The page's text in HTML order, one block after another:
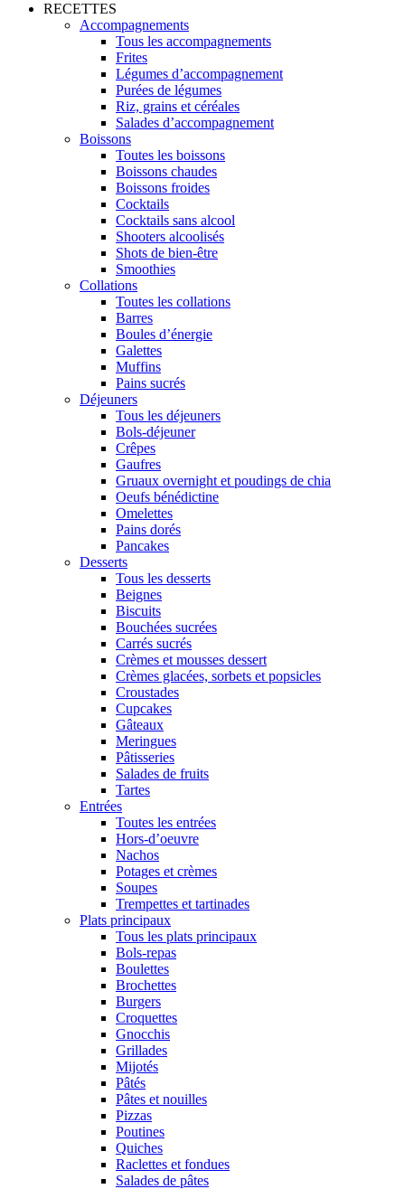
RECETTES
Accompagnements
Tous les accompagnements
Frites
Légumes d’accompagnement
Purées de légumes
Riz, grains et céréales
Salades d’accompagnement
Boissons
Toutes les boissons
Boissons chaudes
Boissons froides
Cocktails
Cocktails sans alcool
Shooters alcoolisés
Shots de bien-être
Smoothies
Collations
Toutes les collations
Barres
Boules d’énergie
Galettes
Muffins
Pains sucrés
Déjeuners
Tous les déjeuners
Bols-déjeuner
Crêpes
Gaufres
Gruaux overnight et poudings de chia
Oeufs bénédictine
Omelettes
Pains dorés
Pancakes
Desserts
Tous les desserts
Beignes
Biscuits
Bouchées sucrées
Carrés sucrés
Crèmes et mousses dessert
Crèmes glacées, sorbets et popsicles
Croustades
Cupcakes
Gâteaux
Meringues
Pâtisseries
Salades de fruits
Tartes
Entrées
Toutes les entrées
Hors-d’oeuvre
Nachos
Potages et crèmes
Soupes
Trempettes et tartinades
Plats principaux
Tous les plats principaux
Bols-repas
Boulettes
Brochettes
Burgers
Croquettes
Gnocchis
Grillades
Mijotés
Pâtés
Pâtes et nouilles
Pizzas
Poutines
Quiches
Raclettes et fondues
Salades de pâtes